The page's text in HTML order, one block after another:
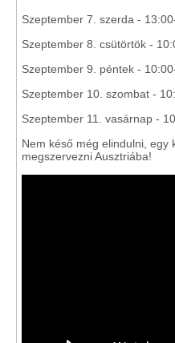
Szeptember 7. szerda -
Szeptember 8. csütörtök -
Szeptember 9. péntek -
Szeptember 10. szombat -
Szeptember 11. vasárnap -
Nem késő még elindulni, egy
megszervezni Ausztriába!